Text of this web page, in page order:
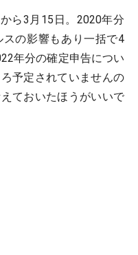
ら3月15日。2020年分
の影響もあり一括で4
年分の確定申告につい
予定されていませんの
ておいたほうがいいで